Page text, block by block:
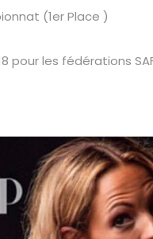
(1er Place )
pour les fédérations